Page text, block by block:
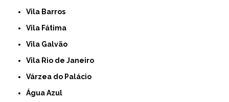
Vila Barros
Vila Fátima
Vila Galvão
Vila Rio de Janeiro
Várzea do Palácio
Água Azul